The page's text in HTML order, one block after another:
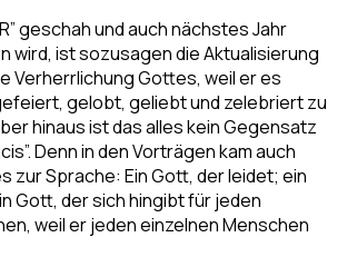
geschah und auch nächstes Jahr
wird, ist sozusagen die Aktualisierung
Verherrlichung Gottes, weil er es
gelobt, geliebt und zelebriert zu
hinaus ist das alles kein Gegensatz
Denn in den Vorträgen kam auch
zur Sprache: Ein Gott, der leidet; ein
Gott, der sich hingibt für jeden
weil er jeden einzelnen Menschen